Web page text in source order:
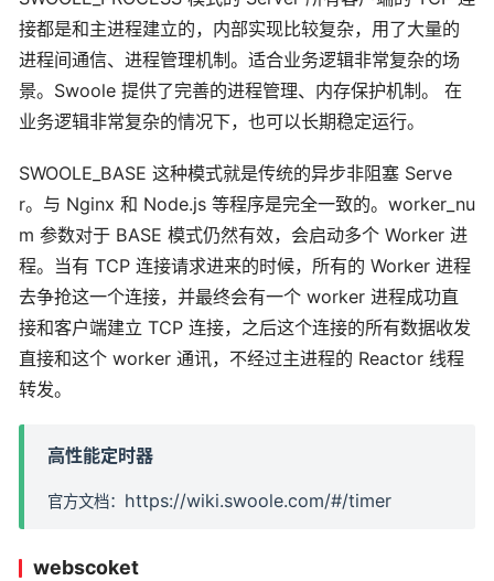
接都是和主进程建立的，内部实现比较复杂，用了大量的
进程间通信、进程管理机制。适合业务逻辑非常复杂的场
景。Swoole 提供了完善的进程管理、内存保护机制。 在
业务逻辑非常复杂的情况下，也可以长期稳定运行。
SWOOLE_BASE 这种模式就是传统的异步非阻塞 Serve
r。与 Nginx 和 Node.js 等程序是完全一致的。worker_nu
m 参数对于 BASE 模式仍然有效，会启动多个 Worker 进
程。当有 TCP 连接请求进来的时候，所有的 Worker 进程
去争抢这一个连接，并最终会有一个 worker 进程成功直
接和客户端建立 TCP 连接，之后这个连接的所有数据收发
直接和这个 worker 通讯，不经过主进程的 Reactor 线程
转发。
高性能定时器
官方文档： https://wiki.swoole.com/#/timer
webscoket